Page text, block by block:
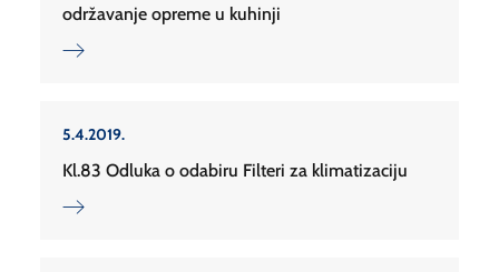
održavanje opreme u kuhinji
5.4.2019.
Kl.83 Odluka o odabiru Filteri za klimatizaciju